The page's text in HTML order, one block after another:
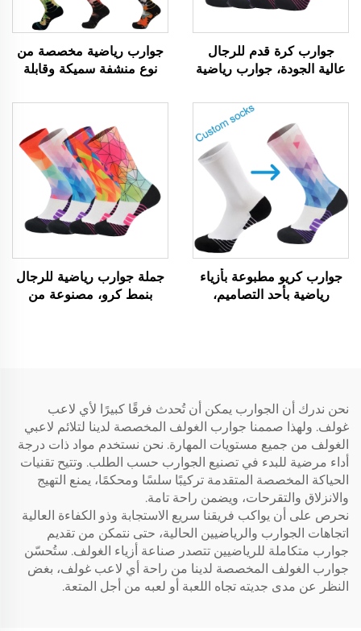
جوارب كرة قدم للرجال
عالية الجودة، جوارب رياضية
جوارب رياضية مخصصة من
نوع منشفة سميكة وقابلة
الدراجات والجري وكرة السلة
جوارب كريو مطبوعة بأزياء
رياضية بأحد التصاميم،
جملة جوارب رياضية للرجال
بنمط كرو، مصنوعة من
نحن ندرك أن الجوارب يمكن أن تُحدث فرقًا كبيرًا لأي لاعب
غولف. ولهذا صممنا جوارب الغولف المخصصة لدينا لتلائم لاعبي
الغولف من جميع مستويات المهارة. نحن نستخدم مواد ذات درجة
أداء مرضية للبدء في تصنيع الجوارب حسب الطلب. وتتيح تقنيات
الحياكة المخصصة المتقدمة تركيبًا سلسًا ومحكمًا، يمنع التهيج
والانزلاق والتقرحات، ويضمن راحة تامة.
نحرص على أن يواكب فريقنا سريع الاستجابة وذو الكفاءة العالية
اتجاهات الجوارب والرياضيين الحالية، حتى نتمكن من تقديم
جوارب متكاملة للرياضيين تتصدر صناعة أزياء الغولف. ستُحسّن
جوارب الغولف المخصصة لدينا من راحة أي لاعب غولف، بغض
النظر عن مدى جديته تجاه اللعبة أو لعبه من أجل المتعة.